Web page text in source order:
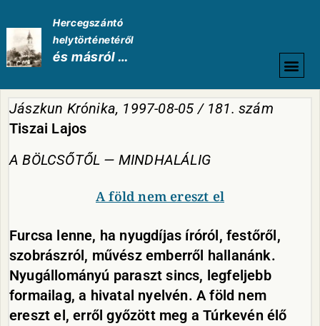
Hercegszántó
helytörténetéről
és másról …
Jászkun Krónika, 1997-08-05 / 181. szám
Tiszai Lajos
A BÖLCSŐTŐL — MINDHALÁLIG
A föld nem ereszt el
Furcsa lenne, ha nyugdíjas íróról, festőről,
szobrászról, művész emberről hallanánk.
Nyugállományú paraszt sincs, legfeljebb
formailag, a hivatal nyelvén. A föld nem
ereszt el, erről győzött meg a Túrkevén élő